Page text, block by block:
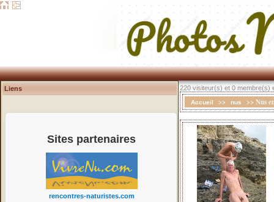
Liens
Sites partenaires
rencontres-naturistes.com
220 visiteur(s) et 0 membre(s)
Accueil >> nus >> Nus